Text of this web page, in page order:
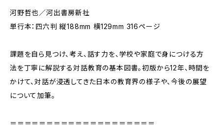
河野哲也／河出書房新社
単行本：四六判 縦188mm 横129mm 316ページ
課題を自ら見つけ、考え、話す力を、学校や家庭で身につける方
法を丁寧に解説する対話教育の基本図書。初版から12年、時間を
かけて、対話が浸透してきた日本の教育界の様子や、今後の展望
について加筆。
＝＝＝＝＝＝＝＝＝＝＝＝＝＝＝＝＝＝＝＝